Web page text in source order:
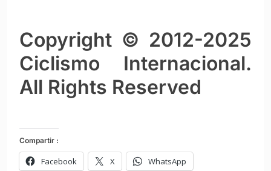
Copyright © 2012-2025
Ciclismo Internacional.
All Rights Reserved
Compartir :
Facebook X WhatsApp